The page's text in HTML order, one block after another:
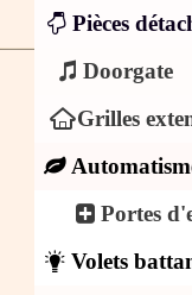
Pièces
Doorgate
Grilles
Portes
Volets